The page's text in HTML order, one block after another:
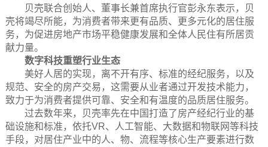
贝壳联合创始人、董事长兼首席执行官彭永东表示，贝
壳将竭尽所能，为消费者带来更有品质、更多元化的居住服
务，为促进房地产市场平稳健康发展和全体人民住有所居贡
献力量。
数字科技重塑行业生态
美好人居的实现，离不开有序、标准的经纪服务，以及
规范、安全的房产交易，这需要从业者通过开发技术能力，
致力于为消费者提供可靠、安全和有温度的品质居住服务。
过去数年来，贝壳率先在中国打造了房产经纪行业的基
础设施和标准，依托VR、人工智能、大数据和物联网等科技
手段，对居住产业中的人、物、流程等核心生产要素进行数